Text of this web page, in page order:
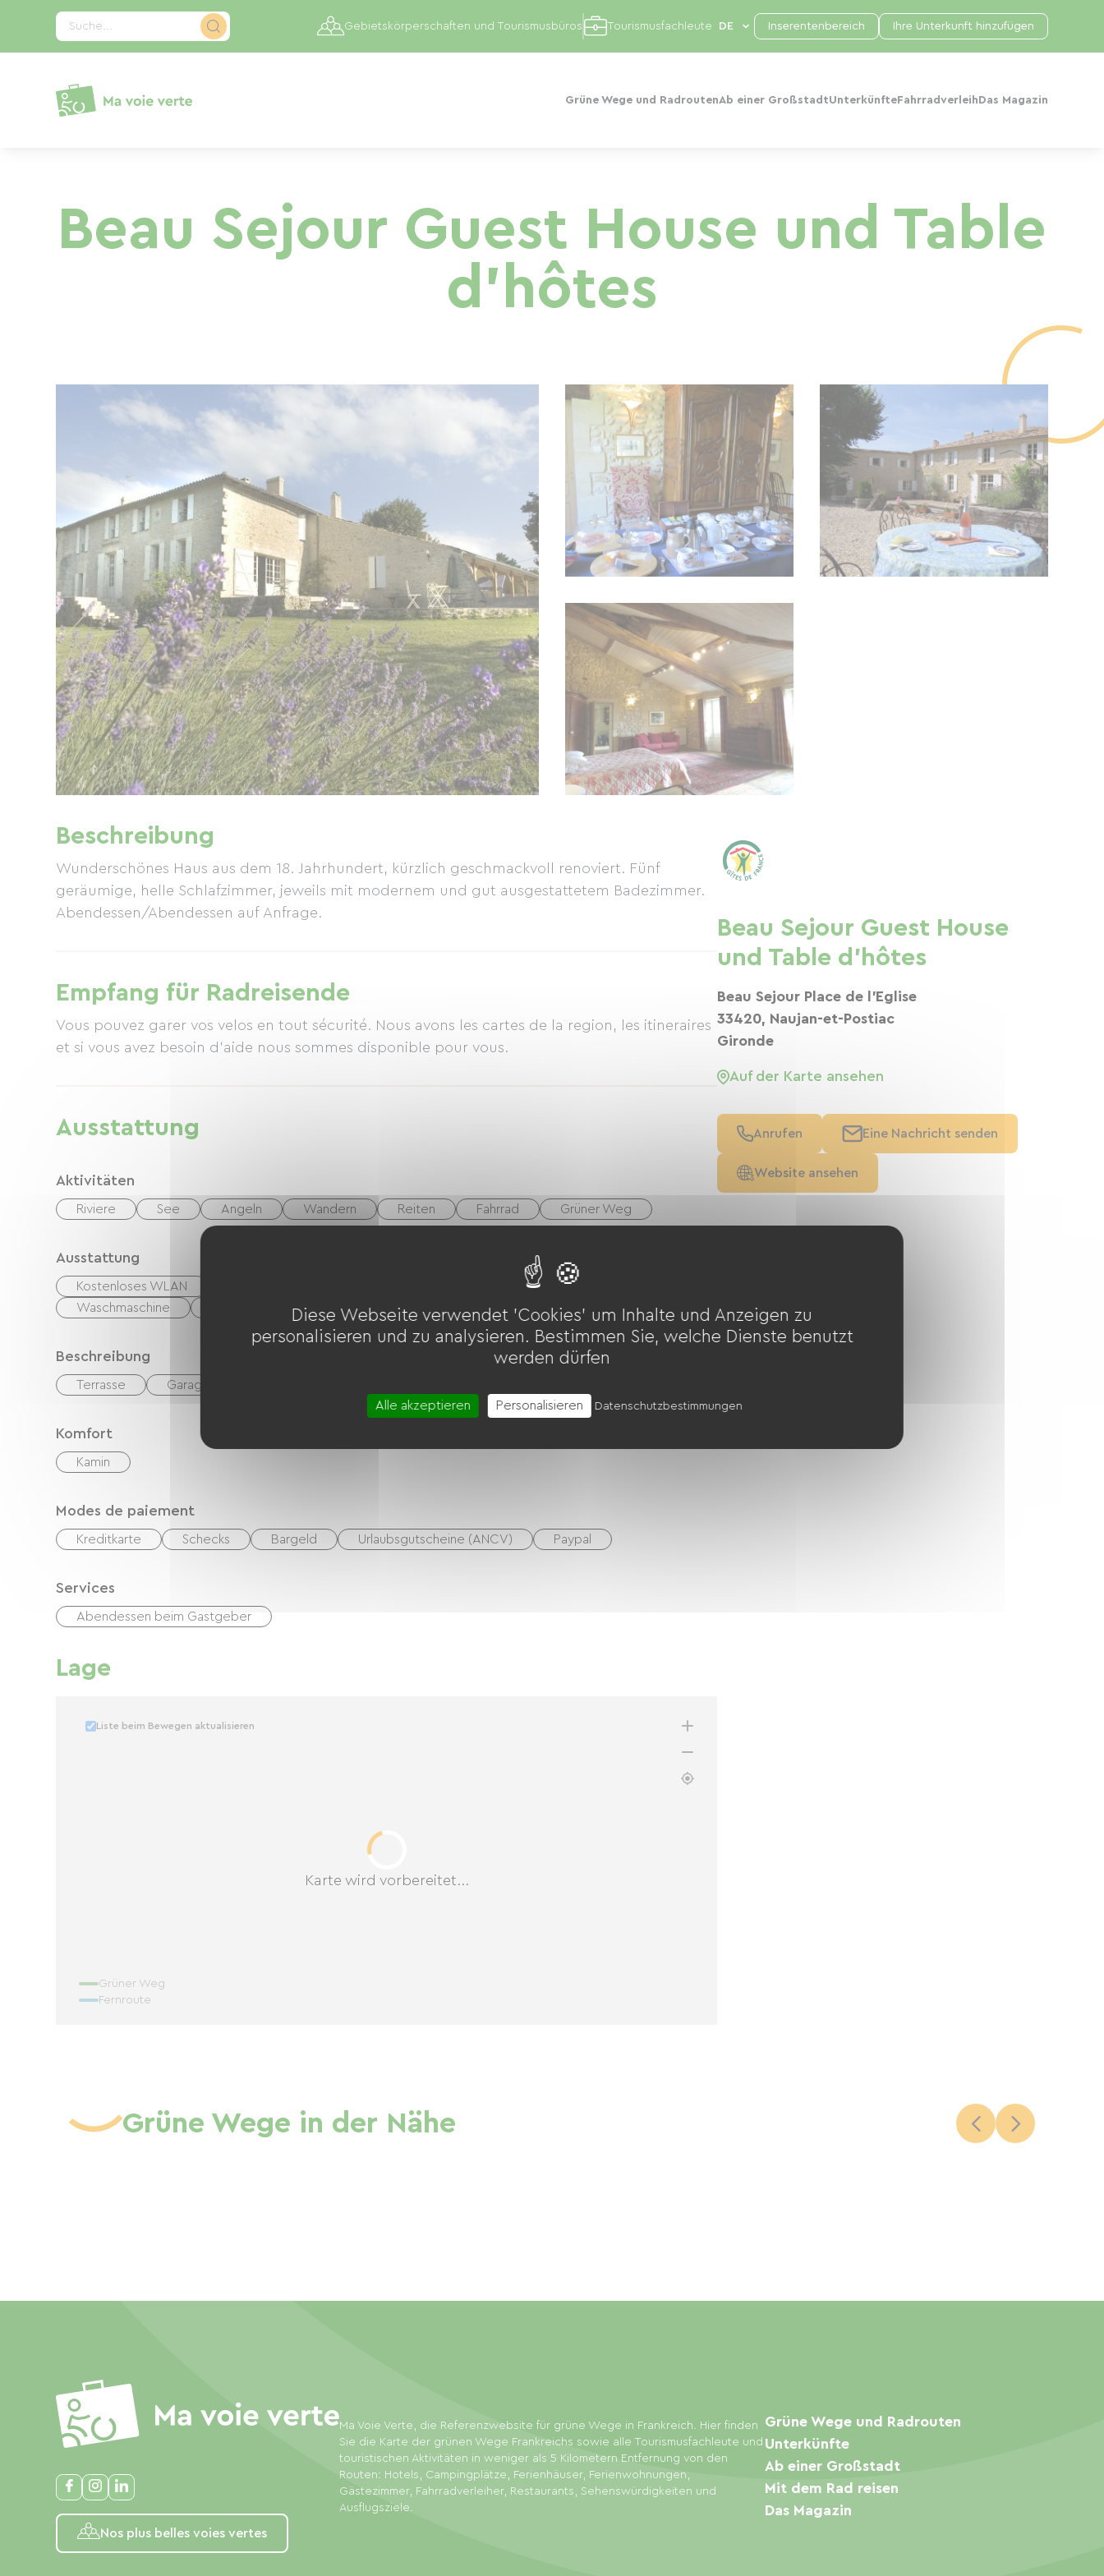
Suche...
Grüne Wege und RadroutenAb einer GroßstadtUnterkünfte Fahrradverleih Das Magazin
Gebietskörperschaften und Tourismusbüros Tourismusfachleute Inserentenbereich Ihre Unterkunft hinzufügen
Beau Sejour Guest House und Table
d'hôtes
Beschreibung
Wunderschönes Haus aus dem 18. Jahrhundert, kürzlich geschmackvoll renoviert. Fünf
geräumige, helle Schlafzimmer, jeweils mit modernem und gut ausgestattetem Badezimmer.
Abendessen/Abendessen auf Anfrage.
Empfang für Radreisende
Vous pouvez garer vos velos en tout sécurité. Nous avons les cartes de la region, les itineraires
et si vous avez besoin d'aide nous sommes disponible pour vous.
Ausstattung
Aktivitäten
Riviere See Angeln Wandern Reiten Fahrrad Grüner Weg
Ausstattung
Kostenloses WLAN
Bügelausrüstung
Waschmaschine
Wäschetrockner
Beschreibung
Terrasse Garage
Komfort
Kamin
Modes de paiement
Kreditkarte Schecks Bargeld Urlaubsgutscheine (ANCV) Paypal
Services
Abendessen beim Gastgeber
Lage
Karte wird vorbereitet...
Liste beim Bewegen aktualisieren
Grüner Weg
Fernroute
Beau Sejour Guest House
und Table d'hôtes
Beau Sejour Place de l'Eglise
33420, Naujan-et-Postiac
Gironde
Auf der Karte ansehen
Anrufen Eine Nachricht senden
Website ansehen
Grüne Wege in der Nähe
Nos plus belles voies vertes
Ma Voie Verte, die Referenzwebsite für grüne Wege in Frankreich. Hier finden
Sie die Karte der grünen Wege Frankreichs sowie alle Tourismusfachleute und
touristischen Aktivitäten in weniger als 5 Kilometern Entfernung von den
Routen: Hotels, Campingplätze, Ferienhäuser, Ferienwohnungen,
Gästezimmer, Fahrradverleiher, Restaurants, Sehenswürdigkeiten und
Ausflugsziele.
Grüne Wege und Radrouten
Unterkünfte
Ab einer Großstadt
Mit dem Rad reisen
Das Magazin
Cookie-Einstellungen
Diese Webseite verwendet 'Cookies' um Inhalte und Anzeigen zu
personalisieren und zu analysieren. Bestimmen Sie, welche Dienste benutzt
werden dürfen
Alle akzeptieren Personalisieren Datenschutzbestimmungen